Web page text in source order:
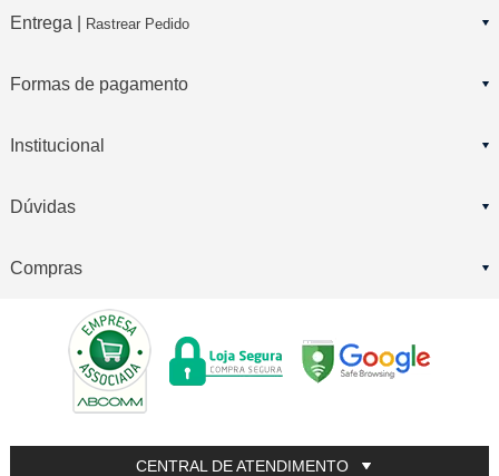
Entrega | Rastrear Pedido
Formas de pagamento
Institucional
Dúvidas
Compras
CENTRAL DE ATENDIMENTO